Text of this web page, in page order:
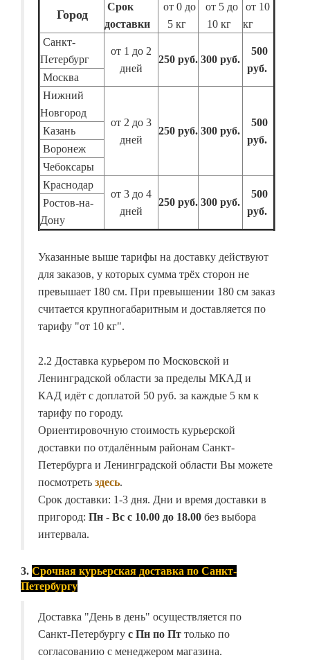
Город
Срок
доставки
от 0 до
5 кг
от 5 до
10 кг
от 10
кг
Санкт-
Петербург
от 1 до 2
дней
250 руб. 300 руб.
500
руб.
Москва
Нижний
Новгород
от 2 до 3
дней
250 руб. 300 руб.
500
руб.
Казань
Воронеж
Чебоксары
Краснодар
от 3 до 4
дней
250 руб. 300 руб.
500
руб.
Ростов-на-
Дону
Указанные выше тарифы на доставку действуют
для заказов, у которых сумма трёх сторон не
превышает 180 см. При превышении 180 см заказ
считается крупногабаритным и доставляется по
тарифу "от 10 кг".
2.2 Доставка курьером по Московской и
Ленинградской области за пределы МКАД и
КАД идёт с доплатой 50 руб. за каждые 5 км к
тарифу по городу.
Ориентировочную стоимость курьерской
доставки по отдалённым районам Санкт-
Петербурга и Ленинградской области Вы можете
посмотреть здесь.
Срок доставки: 1-3 дня. Дни и время доставки в
пригород: Пн - Вс с 10.00 до 18.00 без выбора
интервала.
3. Срочная курьерская доставка по Санкт-
Петербургу
Доставка "День в день" осуществляется по
Санкт-Петербургу с Пн по Пт только по
согласованию с менеджером магазина.